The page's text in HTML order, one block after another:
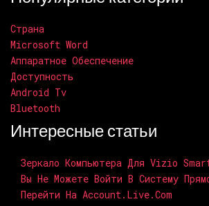
Страна
Microsoft Word
Аппаратное Обеспечение
Доступность
Android Tv
Bluetooth
Интересные статьи
Зеркало Компьютера Для Vizio
Вы Не Можете Войти В Систему
Перейти На Account.live.com